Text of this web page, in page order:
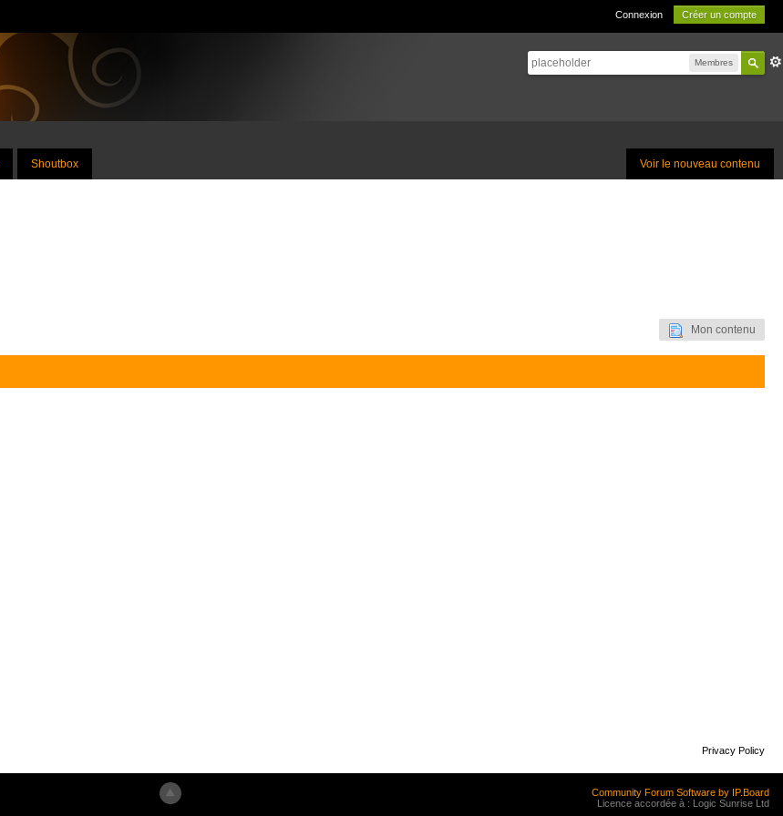
Connexion Créer un compte
Membres
Voir le nouveau contenu
Shoutbox
Mon contenu
Privacy Policy
Community Forum Software by IP.Board
Licence accordée à : Logic Sunrise Ltd